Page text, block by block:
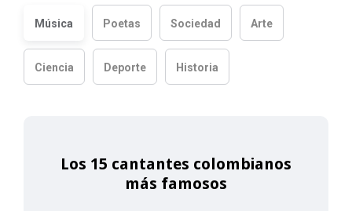
Música Poetas Sociedad Arte
Ciencia Deporte Historia
Los 15 cantantes colombianos
más famosos